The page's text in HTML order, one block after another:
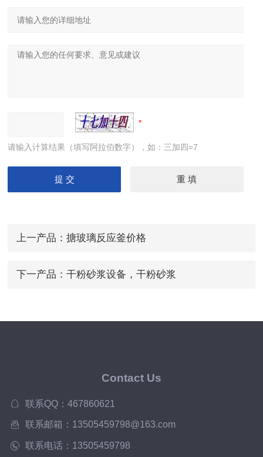
请输入计算结果（填写阿拉伯数字），如：三加四=7
上一产品： 搪玻璃反应釜价格
下一产品： 干粉砂浆设备，干粉砂浆
Contact Us
联系QQ：467860621
联系邮箱：13505459798@163.com
联系电话：13505459798